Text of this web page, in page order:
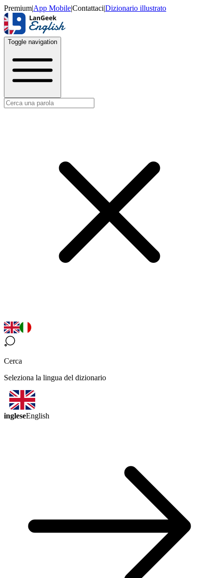
Premium|App Mobile|Contattaci|Dizionario illustrato
Toggle navigation
Cerca
Seleziona la lingua del dizionario
ingleseEnglish